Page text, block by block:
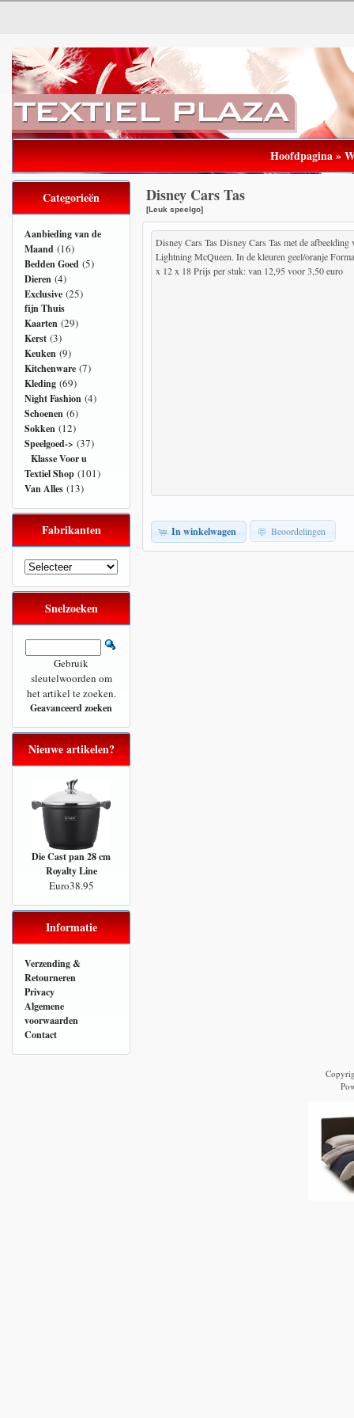
Hoofdpagina»
Disney Cars Tas
[Leuk speelgo]
Disney Cars Tas Disney Cars Tas met de afbeelding
Lightning McQueen. In de kleuren geel/oranje
x 12 x 18 Prijs per stuk: van 12,95 voor 3,50 euro
In winkelwagen Beoordelingen
Categorieën
Aanbieding van de
Maand (16)
Bedden Goed (5)
Dieren (4)
Exclusive (25)
fijn Thuis
Kaarten (29)
Kerst (3)
Keuken (9)
Kitchenware (7)
Kleding (69)
Night Fashion (4)
Schoenen (6)
Sokken (12)
Speelgoed-> (37)
Klasse Voor u
Textiel Shop (101)
Van Alles (13)
Fabrikanten
Snelzoeken
Gebruik
sleutelwoorden om
het artikel te zoeken.
Geavanceerd zoeken
Nieuwe artikelen?
Die Cast pan 28 cm
Royalty Line
Euro38.95
Informatie
Verzending &
Retourneren
Privacy
Algemene
voorwaarden
Contact